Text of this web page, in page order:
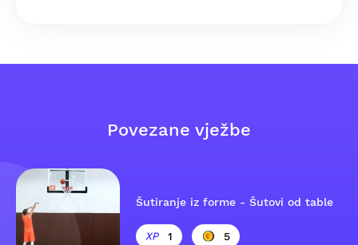
Povezane vježbe
Šutiranje iz forme - Šutovi od table
1 5